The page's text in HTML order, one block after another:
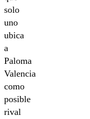
solo
uno
ubica
a
Paloma
Valencia
como
posible
rival